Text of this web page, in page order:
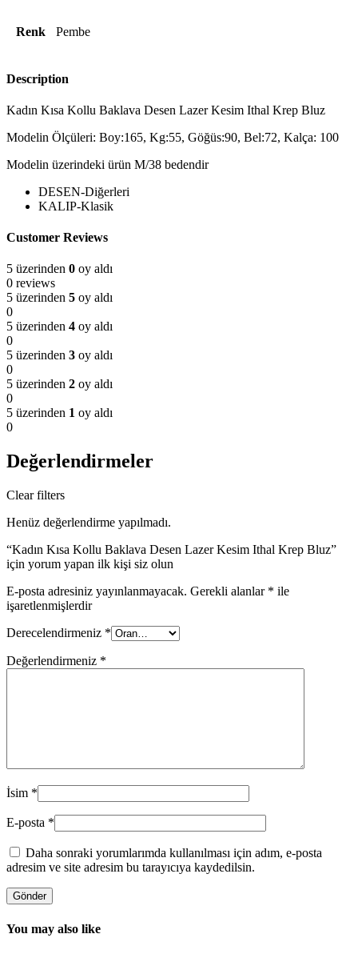
Renk Pembe
Description
Kadın Kısa Kollu Baklava Desen Lazer Kesim Ithal Krep Bluz
Modelin Ölçüleri: Boy:165, Kg:55, Göğüs:90, Bel:72, Kalça: 100
Modelin üzerindeki ürün M/38 bedendir
DESEN-Diğerleri
KALIP-Klasik
Customer Reviews
5 üzerinden 0 oy aldı
0 reviews
5 üzerinden 5 oy aldı
0
5 üzerinden 4 oy aldı
0
5 üzerinden 3 oy aldı
0
5 üzerinden 2 oy aldı
0
5 üzerinden 1 oy aldı
0
Değerlendirmeler
Clear filters
Henüz değerlendirme yapılmadı.
“Kadın Kısa Kollu Baklava Desen Lazer Kesim Ithal Krep Bluz”
için yorum yapan ilk kişi siz olun
E-posta adresiniz yayınlanmayacak. Gerekli alanlar * ile
işaretlenmişlerdir
Derecelendirmeniz *
Değerlendirmeniz *
İsim *
E-posta *
Daha sonraki yorumlarımda kullanılması için adım, e-posta
adresim ve site adresim bu tarayıcıya kaydedilsin.
You may also like